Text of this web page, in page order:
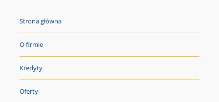
Strona główna
O firmie
Kredyty
Oferty